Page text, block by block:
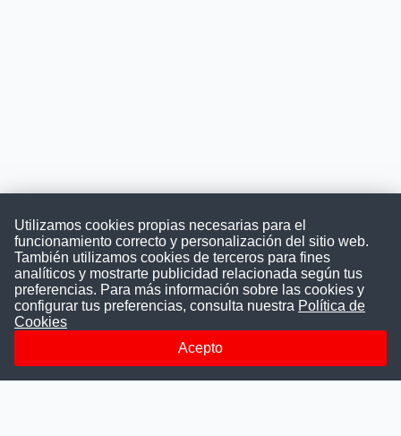
Convocatoriasdetrabajo.com
ConvocatoriasDeTrabajo.com es una plataforma informativa
la difusión y transparencia de los concursos públicos, además
ayudamos a las instituciones a encontrar a los mejores
talentos. A nuestros usuarios le brindamos en un solo lugar
Utilizamos cookies propias necesarias para el
funcionamiento correcto y personalización del sitio web.
También utilizamos cookies de terceros para fines
analíticos y mostrarte publicidad relacionada según tus
preferencias. Para más información sobre las cookies y
configurar tus preferencias, consulta nuestra Política de
Cookies
Acepto